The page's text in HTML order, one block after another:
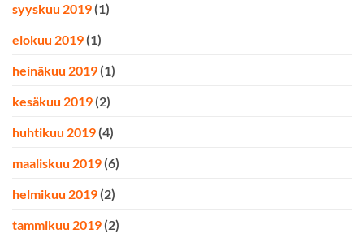
syyskuu 2019 (1)
elokuu 2019 (1)
heinäkuu 2019 (1)
kesäkuu 2019 (2)
huhtikuu 2019 (4)
maaliskuu 2019 (6)
helmikuu 2019 (2)
tammikuu 2019 (2)